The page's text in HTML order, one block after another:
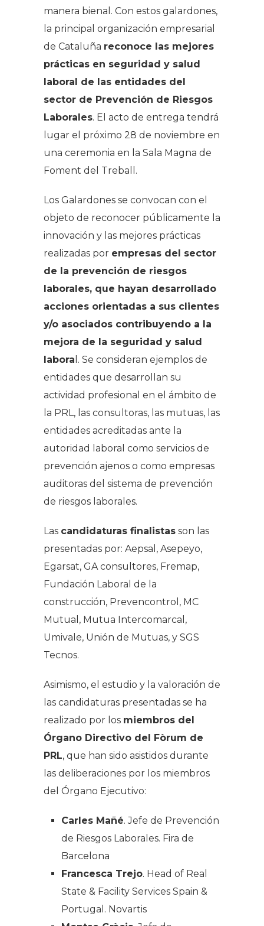
manera bienal. Con estos galardones,
la principal organización empresarial
de Cataluña reconoce las mejores
prácticas en seguridad y salud
laboral de las entidades del
sector de Prevención de Riesgos
Laborales. El acto de entrega tendrá
lugar el próximo 28 de noviembre en
una ceremonia en la Sala Magna de
Foment del Treball.
Los Galardones se convocan con el
objeto de reconocer públicamente la
innovación y las mejores prácticas
realizadas por empresas del sector
de la prevención de riesgos
laborales, que hayan desarrollado
acciones orientadas a sus clientes
y/o asociados contribuyendo a la
mejora de la seguridad y salud
labora l. Se consideran ejemplos de
entidades que desarrollan su
actividad profesional en el ámbito de
la PRL, las consultoras, las mutuas, las
entidades acreditadas ante la
autoridad laboral como servicios de
prevención ajenos o como empresas
auditoras del sistema de prevención
de riesgos laborales.
Las candidaturas finalistas son las
presentadas por: Aepsal, Asepeyo,
Egarsat, GA consultores, Fremap,
Fundación Laboral de la
construcción, Prevencontrol, MC
Mutual, Mutua Intercomarcal,
Umivale, Unión de Mutuas, y SGS
Tecnos.
Asimismo, el estudio y la valoración de
las candidaturas presentadas se ha
realizado por los miembros del
Órgano Directivo del Fòrum de
PRL, que han sido asistidos durante
las deliberaciones por los miembros
del Órgano Ejecutivo:
Carles Mañé. Jefe de Prevención
de Riesgos Laborales. Fira de
Barcelona
Francesca Trejo. Head of Real
State & Facility Services Spain &
Portugal. Novartis